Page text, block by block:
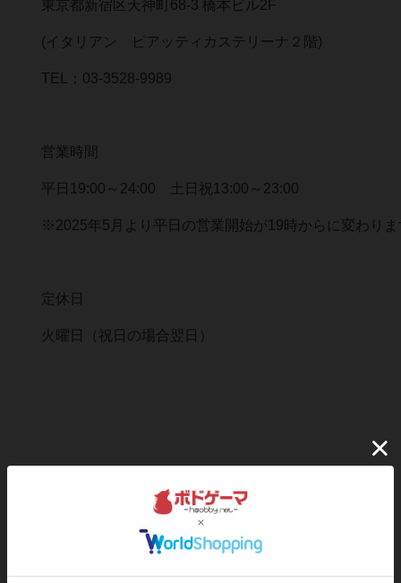
東京都新宿区天神町68-3 橋本ビル2F
(イタリアン ピアッティカステリーナ２階)
TEL：03-3528-9989
営業時間
平日19:00～24:00 土日祝13:00～23:00
※2025年5月より平日の営業開始が19時からに変わりま
定休日
火曜日（祝日の場合翌日）
⚠️感染予防対策ご協力ください
※店内定期的に換気します。